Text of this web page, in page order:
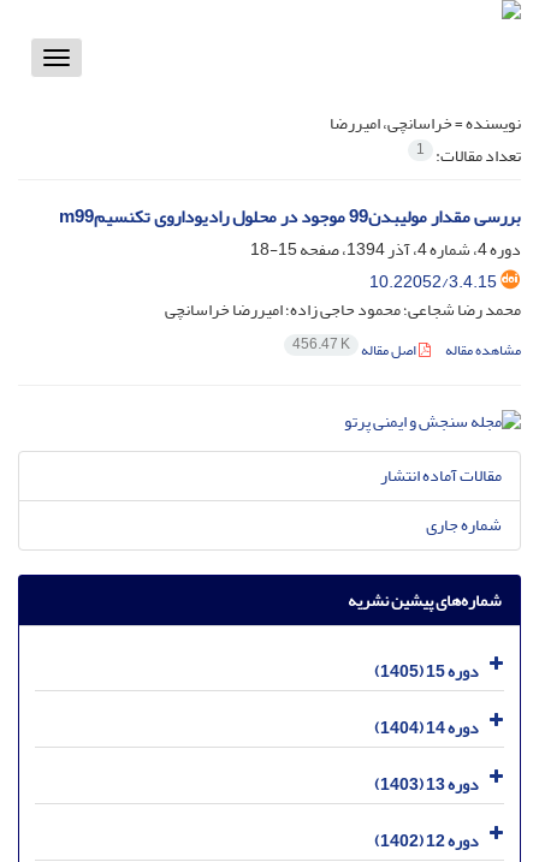
Toggle
نویسنده =خراسانچی، امیررضا
تعداد مقالات: 1
بررسی مقدار مولیبدن99 موجود در محلول رادیوداروی تکنسیمm99
دوره 4، شماره 4، آذر 1394، صفحه
15-18
10.22052/3.4.15
محمد رضا شجاعی؛ محمود حاجی زاده؛ امیررضا خراسانچی
مشاهده مقاله اصل مقاله 456.47 K
مقالات آماده انتشار
شماره جاری
شماره‌های پیشین نشریه
دوره 15 (1405)
دوره 14 (1404)
دوره 13 (1403)
دوره 12 (1402)